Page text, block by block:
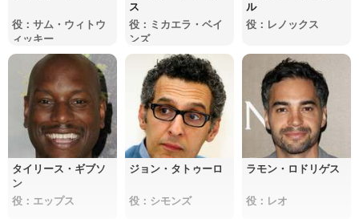
役：サム・ウィトウ
ィッキー
ス
役：ミカエラ・ベイ
ンズ
ル
役：レノックス
タイリース・ギブソ
ン
役：エップス
ジョン・タトゥーロ
役：シモンズ
ラモン・ロドリゲス
役：レオ